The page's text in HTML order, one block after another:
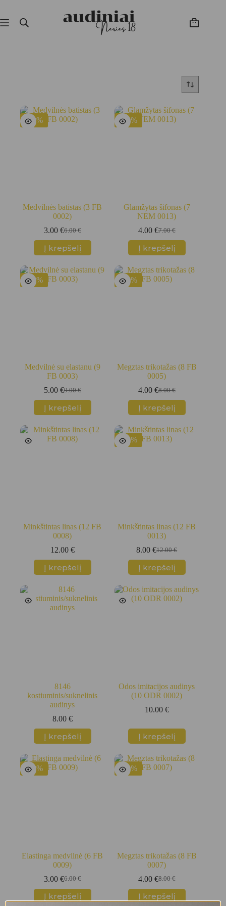
content
Krepšelis
-50%
Medvilnės batistas (3 FB
0002)
6.00€
Original
price
was:
3.00 €Current
price
is:
Į krepšelį
-43%
Glamžytas šifonas (7
NEM 0013)
7.00€
Original
price
was:
4.00 €Current
price
is:
Į krepšelį
-44%
Medvilnė su elastanu (9
FB 0003)
9.00€
Original
price
was:
5.00 €Current
price
is:
Į krepšelį
-50%
Megztas trikotažas (8 FB
0005)
8.00€
Original
price
was:
4.00 €Current
price
is:
Į krepšelį
Minkštintas linas (12 FB
0008)
12.00 €
Į krepšelį
-33%
Minkštintas linas (12 FB
0013)
12.00€
Original
price
was:
8.00€Current
price
is:
Į krepšelį
8146
kostiuminis/suknelinis
audinys
8.00 €
Į krepšelį
Odos imitacijos audinys
(10 ODR 0002)
10.00 €
Į krepšelį
-50%
Elastinga medvilnė (6 FB
0009)
6.00€
Original
price
was:
3.00 €Current
price
is:
Į krepšelį
-50%
Megztas trikotažas (8 FB
0007)
8.00€
Original
price
was:
4.00 €Current
price
is:
Į krepšelį